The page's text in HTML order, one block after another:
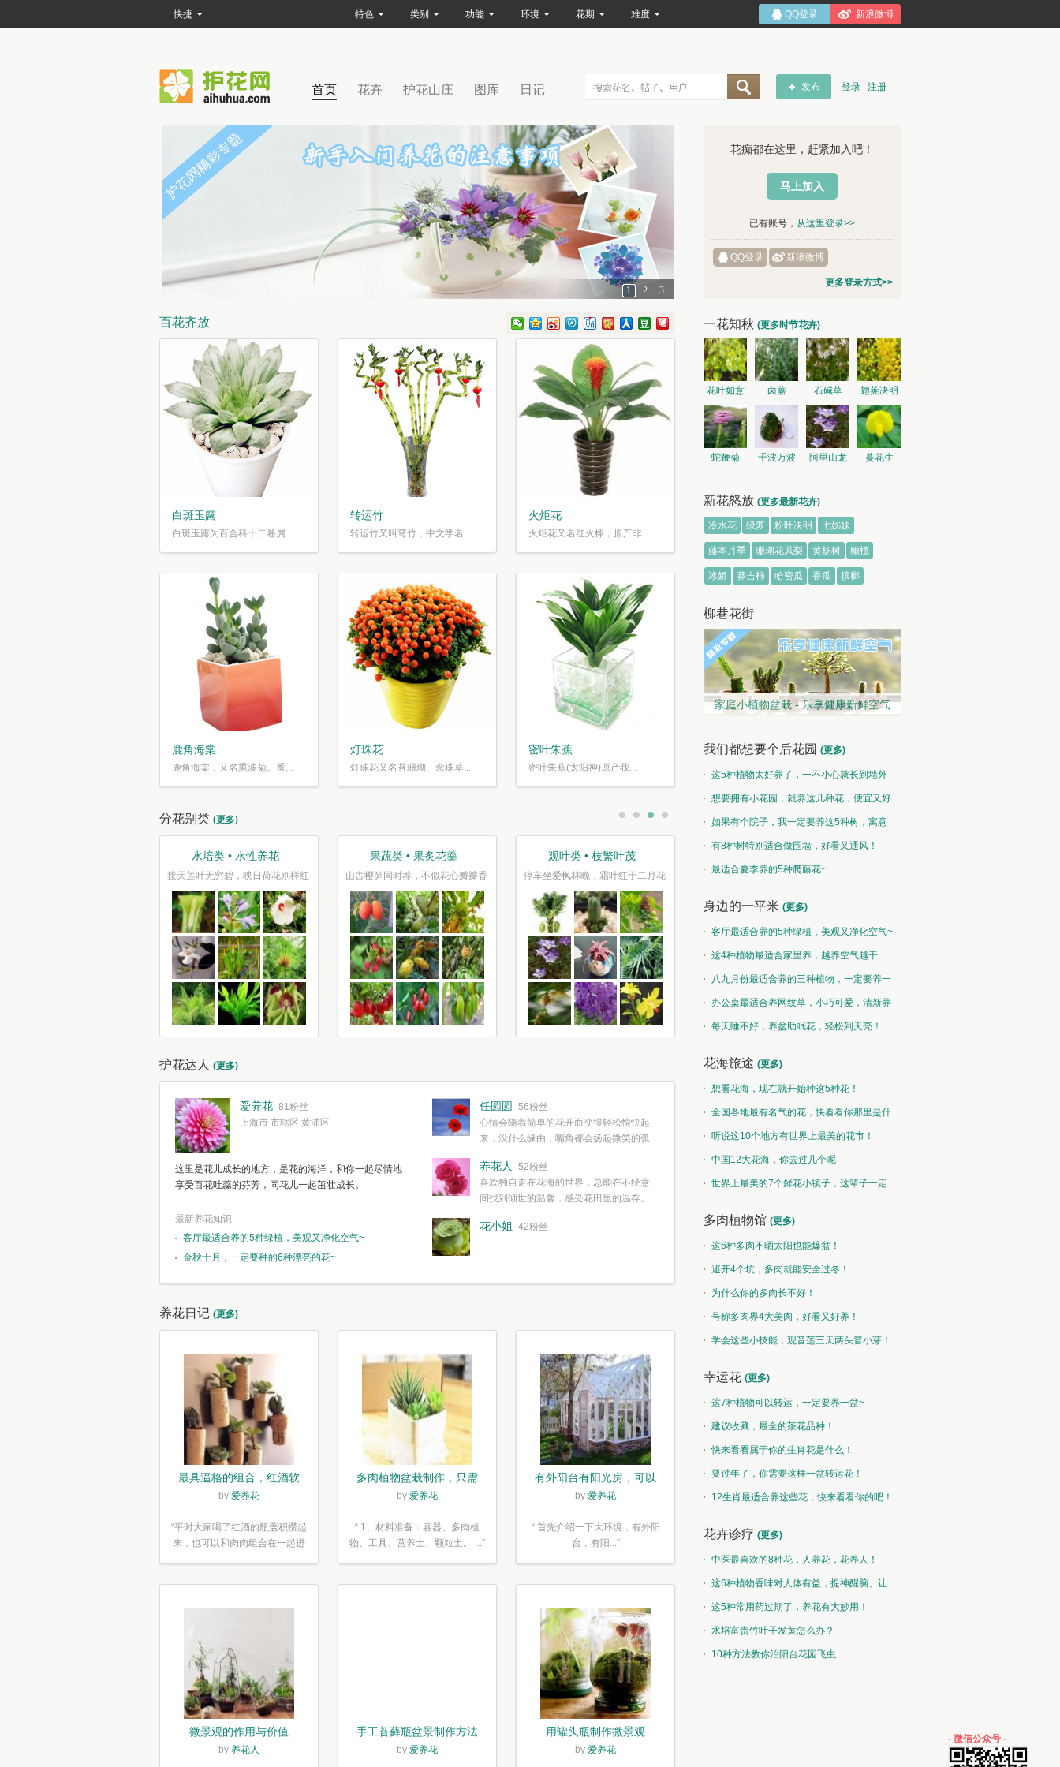
首页 花卉 护花山庄 图库 日记 发布 登录 注册
1 2 3
百花齐放
白斑玉露
白斑玉露为百合科十二卷属...
转运竹
转运竹又叫弯竹，中文学名...
火炬花
火炬花又名红火棒，原产非...
鹿角海棠
鹿角海棠，又名熏波菊。番...
灯珠花
灯珠花又名苔珊瑚、念珠草...
密叶朱蕉
密叶朱蕉(太阳神)原产我...
分花别类 (更多)
趣味类 • 奇花异草
水光潋滟花方好,山色空蒙枝亦奇
盆栽类 • 花好盆圆
千片赤英霞灿灿，百枝绛点灯煌煌
节庆类 • 张灯结彩
正是今年风景美，千红万紫报春光 然果曾经皆为花，却非皆花都成果
护花达人 (更多)
爱养花 81粉丝
上海市 市辖区 黄浦区
这里是花儿成长的地方，是花的海洋，和你一起尽情地
享受百花吐蕊的芬芳，同花儿一起茁壮成长。
最新养花知识
客厅最适合养的5种绿植，美观又净化空气~
金秋十月，一定要种的6种漂亮的花~
任圆圆
56粉丝
心情会随着简单的花开而变得轻松愉快起
来，没什么缘由，嘴角都会扬起微笑的弧
简单愉快的心情，这些都不需要想得太多，其实都是
我们自己复杂了生活和心境。
养花人
52粉丝
喜欢独自走在花海的世界，总能在不经意
间找到倾世的温馨，感受花田里的温存。
花小姐 42粉丝
养花日记 (更多)
最具逼格的组合，红酒软
木塞diy多肉植物盆栽
by 爱养花
“平时大家喝了红酒的瓶盖积攒起
来，也可以和肉肉组合在一起进
多肉植物盆栽制作，只需
简单6步
by 爱养花
“ 1、材料准备：容器、多肉植
物、工具、营养土、颗粒土。 ...”
有外阳台有阳光房，可以
露养！为了肉肉，任性又
by 爱养花
“ 首先介绍一下大环境，有外阳
台，有阳...”
微景观的作用与价值
by 养花人
手工苔藓瓶盆景制作方法
by 爱养花
用罐头瓶制作微景观
by 爱养花
花痴都在这里，赶紧加入吧！
马上加入
已有账号， 从这里登录>>
QQ登录 新浪微博
更多登录方式>>
一花知秋 (更多时节花卉)
花叶如意 卤蕨 石碱草 翅荚决明
蛇鞭菊 千波万波
阿里山龙
蔓花生
新花怒放 (更多最新花卉)
冷水花 绿萝 粉叶决明 七姊妹
藤本月季 珊瑚花凤梨 黄杨树 橄榄
冰娇 莽吉柿 哈密瓜 香瓜 槟榔
柳巷花街
家庭小植物盆栽 - 乐享健康新鲜空气
我们都想要个后花园 (更多)
这5种植物太好养了，一不小心就长到墙外
了~想要拥有小花园，就养这几种花，便宜又好
养！如果有个院子，我一定要养这5种树，寓意
特别好！
有8种树特别适合做围墙，好看又通风！
最适合夏季养的5种爬藤花~
身边的一平米 (更多)
客厅最适合养的5种绿植，美观又净化空气~
这4种植物最适合家里养，越养空气越干
净！八九月份最适合养的三种植物，一定要养一
盆呀~
办公桌最适合养网纹草，小巧可爱，清新养
眼！每天睡不好，养盆助眠花，轻松到天亮！
花海旅途 (更多)
想看花海，现在就开始种这5种花！
全国各地最有名气的花，快看看你那里是什
么花儿！
听说这10个地方有世界上最美的花市！
中国12大花海，你去过几个呢
世界上最美的7个鲜花小镇子，这辈子一定
多肉植物馆 (更多)
这6种多肉不晒太阳也能爆盆！
避开4个坑，多肉就能安全过冬！
为什么你的多肉长不好！
号称多肉界4大美肉，好看又好养！
学会这些小技能，观音莲三天两头冒小芽！
幸运花 (更多)
这7种植物可以转运，一定要养一盆~
建议收藏，最全的茶花品种！
快来看看属于你的生肖花是什么！
要过年了，你需要这样一盆转运花！
12生肖最适合养这些花，快来看看你的吧！
花卉诊疗 (更多)
中医最喜欢的8种花，人养花，花养人！
这6种植物香味对人体有益，提神醒脑、让
你睡的香、身体棒。
这5种常用药过期了，养花有大妙用！
水培富贵竹叶子发黄怎么办？
10种方法教你治阳台花园飞虫
快捷 特色 类别 功能 环境 花期 难度 QQ登录 新浪微博
- 微信公众号 -